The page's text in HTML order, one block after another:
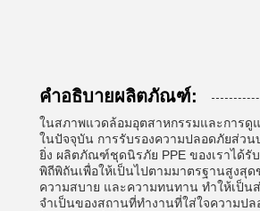
คำอธิบายผลิตภัณฑ์:
ในสภาพแวดล้อมอุตสาหกรรมและการดู
ในปัจจุบัน การรับรองความปลอดภัยส่ว
ยิ่ง ผลิตภัณฑ์ชุดนิรภัย PPE ของเราได้รั
พิถีพิถันเพื่อให้เป็นไปตามมาตรฐานสูงสุด
ความสบาย และความทนทาน ทำให้เป็น
จำเป็นของสถานที่ทำงานที่ใส่ใจความ